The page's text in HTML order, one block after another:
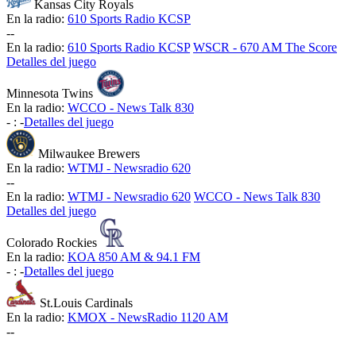
Kansas City Royals
En la radio: 610 Sports Radio KCSP
--
En la radio: 610 Sports Radio KCSP WSCR - 670 AM The Score
Detalles del juego
Minnesota Twins
En la radio: WCCO - News Talk 830
- : -Detalles del juego
Milwaukee Brewers
En la radio: WTMJ - Newsradio 620
--
En la radio: WTMJ - Newsradio 620 WCCO - News Talk 830
Detalles del juego
Colorado Rockies
En la radio: KOA 850 AM & 94.1 FM
- : -Detalles del juego
St.Louis Cardinals
En la radio: KMOX - NewsRadio 1120 AM
--